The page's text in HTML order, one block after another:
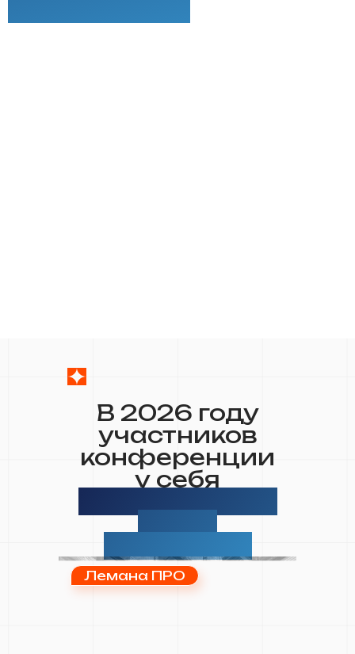
В 2026 году
участников
конференции
у себя
Лемана ПРО